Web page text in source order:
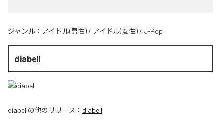
ジャンル： アイドル(男性) / アイドル(女性) / J-Pop
diabell
diabellの他のリリース： diabell